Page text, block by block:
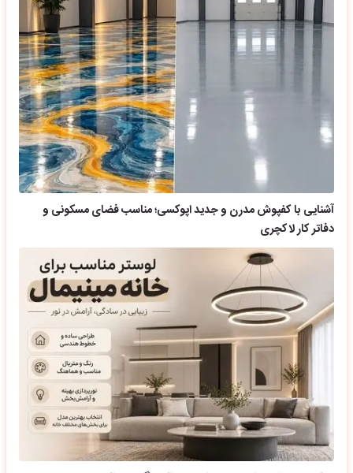
آشنایی با کفپوش مدرن و جدید اپوکسی؛ مناسب فضای مسکونی و
دفاتر کار لاکچری